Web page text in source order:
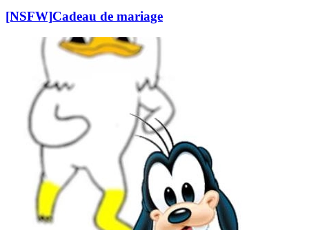
[NSFW]Cadeau de mariage